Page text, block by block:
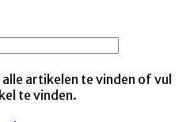
artikelen te vinden of vul
te vinden.